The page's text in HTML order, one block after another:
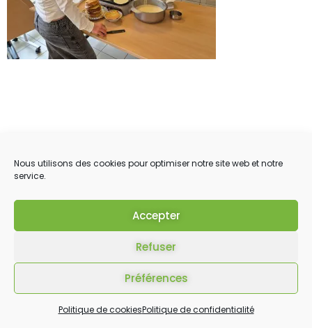
Nous utilisons des cookies pour optimiser notre site web et notre
service.
Accepter
Refuser
Préférences
Politique de cookiesPolitique de confidentialité